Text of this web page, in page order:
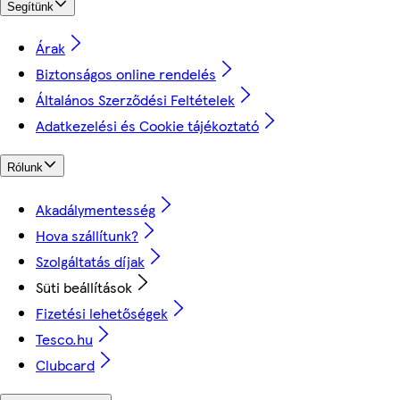
Segítünk
Árak
Biztonságos online rendelés
Általános Szerződési Feltételek
Adatkezelési és Cookie tájékoztató
Rólunk
Akadálymentesség
Hova szállítunk?
Szolgáltatás díjak
Süti beállítások
Fizetési lehetőségek
Tesco.hu
Clubcard